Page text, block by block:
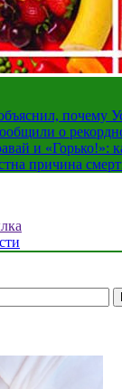
почему
о
и «Горько!»:
причина